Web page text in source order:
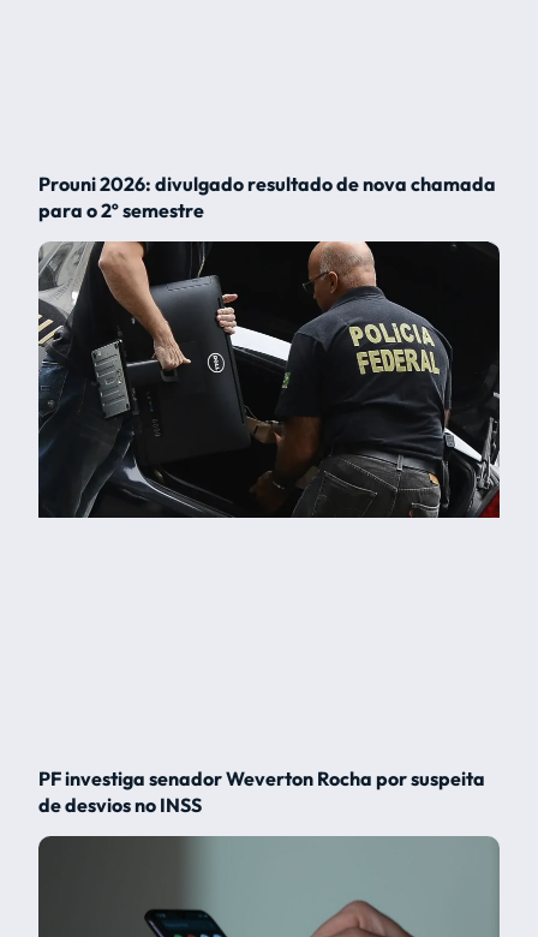
Prouni 2026: divulgado resultado de nova chamada
para o 2º semestre
PF investiga senador Weverton Rocha por suspeita
de desvios no INSS